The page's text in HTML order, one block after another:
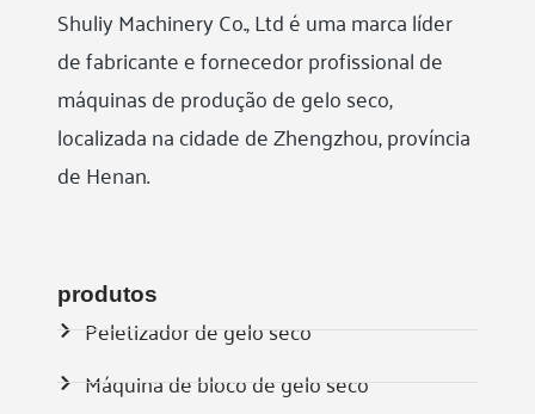
Shuliy Machinery Co., Ltd é uma marca líder
de fabricante e fornecedor profissional de
máquinas de produção de gelo seco,
localizada na cidade de Zhengzhou, província
de Henan.
produtos
Peletizador de gelo seco
Máquina de bloco de gelo seco